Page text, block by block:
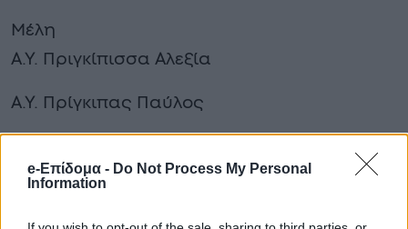
e-Επίδομα - Do Not Process My Personal
Information
Μέλη
Α.Υ. Πριγκίπισσα Αλεξία
Α.Υ. Πρίγκιπας Παύλος
Θεοδώρα
ΑΒΥ Πρίγκιπας Φίλιππος